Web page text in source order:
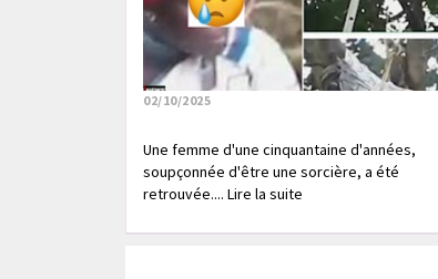
02/10/2025
Une femme d'une cinquantaine d'années,
soupçonnée d'être une sorcière, a été
retrouvée.... Lire la suite